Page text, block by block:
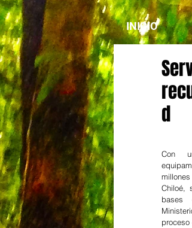
INICIO
d
Con
Chiloé,
bases